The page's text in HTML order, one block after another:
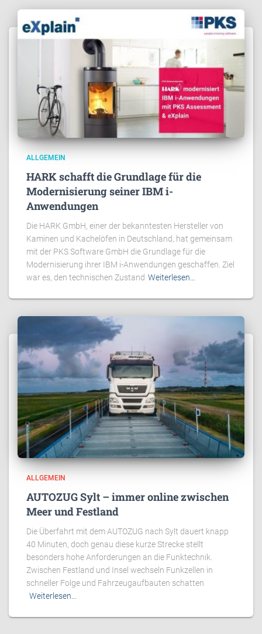
ALLGEMEIN
HARK schafft die Grundlage für die
Modernisierung seiner IBM i-
Anwendungen
Die HARK GmbH, einer der bekanntesten Hersteller von
Kaminen und Kachelöfen in Deutschland, hat gemeinsam
mit der PKS Software GmbH die Grundlage für die
Modernisierung ihrer IBM i-Anwendungen geschaffen. Ziel
war es, den technischen Zustand Weiterlesen…
ALLGEMEIN
AUTOZUG Sylt – immer online zwischen
Meer und Festland
Die Überfahrt mit dem AUTOZUG nach Sylt dauert knapp
40 Minuten, doch genau diese kurze Strecke stellt
besonders hohe Anforderungen an die Funktechnik.
Zwischen Festland und Insel wechseln Funkzellen in
schneller Folge und Fahrzeugaufbauten schatten
Weiterlesen…